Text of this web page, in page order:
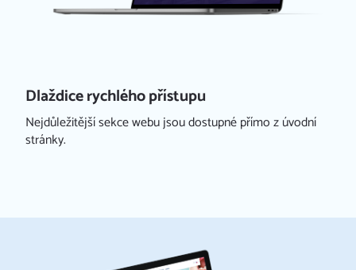
Dlaždice rychlého přístupu
Nejdůležitější sekce webu jsou dostupné přímo z úvodní
stránky.